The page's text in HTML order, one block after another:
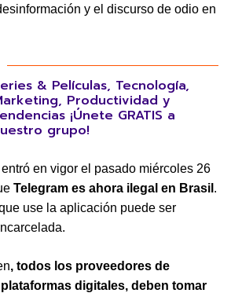
y el discurso de odio en
& Películas, Tecnología,
Productividad y
¡Únete GRATIS a
grupo!
en vigor el pasado miércoles 26
Telegram es ahora ilegal en Brasil .
use la aplicación puede ser
, todos los proveedores de
digitales, deben tomar